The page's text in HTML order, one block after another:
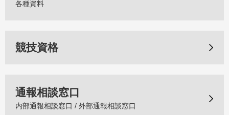
各種資料
競技資格
通報相談窓口
内部通報相談窓口 / 外部通報相談窓口